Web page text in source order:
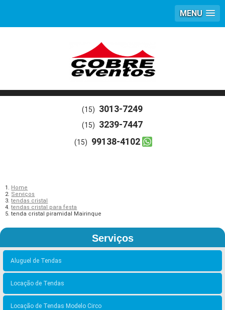
MENU
(15) 3013-7249
(15) 3239-7447
(15) 99138-4102
Home
Serviços
tendas cristal
tendas cristal para festa
tenda cristal piramidal Mairinque
Serviços
Aluguel de Tendas
Locação de Tendas
Locação de Tendas Modelo Circo